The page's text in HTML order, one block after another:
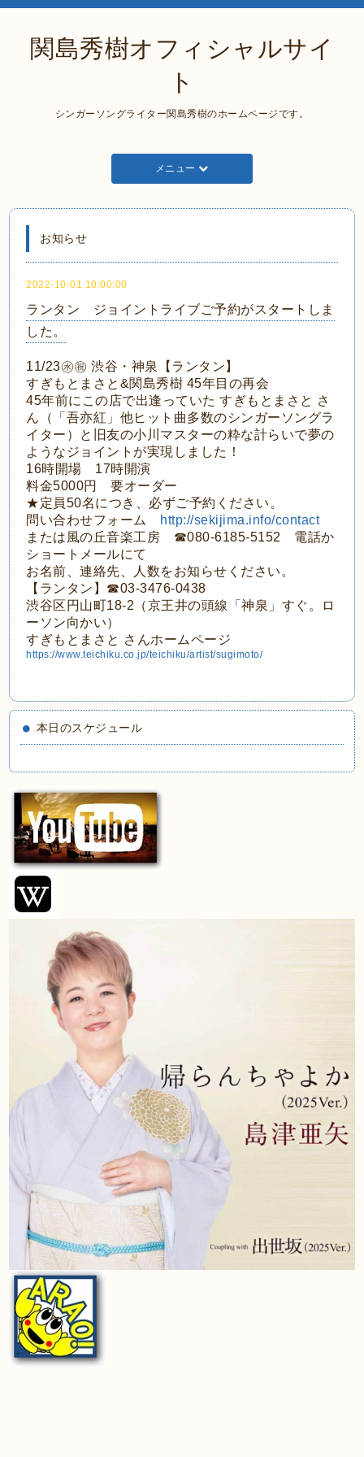
関島秀樹オフィシャルサイ
ト
シンガーソングライター関島秀樹のホームページです。
メニュー
お知らせ
2022-10-01 10:00:00
ランタン ジョイントライブご予約がスタートしま
した。
11/23㊌㊗ 渋谷・神泉【ランタン】
すぎもとまさと&関島秀樹 45年目の再会
45年前にこの店で出逢っていた すぎもとまさと さ
ん（「吾亦紅」他ヒット曲多数のシンガーソングラ
イター）と旧友の小川マスターの粋な計らいで夢の
ようなジョイントが実現しました！
16時開場 17時開演
料金5000円 要オーダー
★定員50名につき、必ずご予約ください。
問い合わせフォーム
http://sekijima.info/contact
または風の丘音楽工房 ☎080-6185-5152 電話か
ショートメールにて
お名前、連絡先、人数をお知らせください。
【ランタン】☎03-3476-0438
渋谷区円山町18-2（京王井の頭線「神泉」すぐ。ロ
ーソン向かい）
すぎもとまさと さんホームページ
https://www.teichiku.co.jp/teichiku/artist/sugimoto/
本日のスケジュール